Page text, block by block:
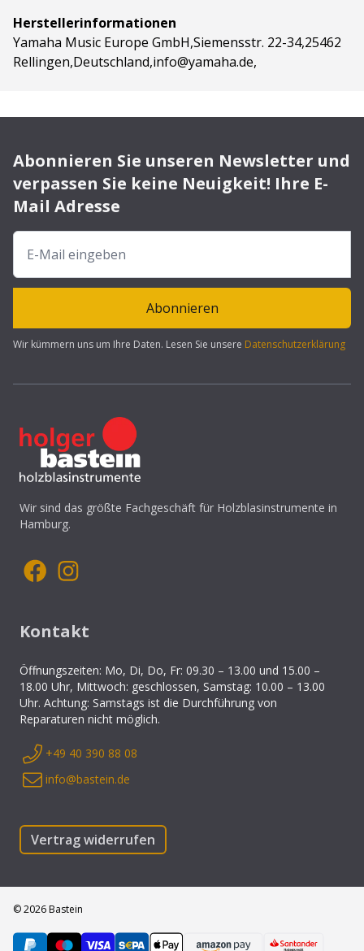
Herstellerinformationen
Yamaha Music Europe GmbH,Siemensstr. 22-34,25462
Rellingen,Deutschland,info@yamaha.de,
Abonnieren Sie unseren Newsletter und
verpassen Sie keine Neuigkeit! Ihre E-
Mail Adresse
Abonnieren
Wir kümmern uns um Ihre Daten. Lesen Sie unsere Datenschutzerklärung
Wir sind das größte Fachgeschäft für Holzblasinstrumente in
Hamburg.
Kontakt
Öffnungszeiten: Mo, Di, Do, Fr: 09.30 – 13.00 und 15.00 –
18.00 Uhr, Mittwoch: geschlossen, Samstag: 10.00 – 13.00
Uhr. Achtung: Samstags ist die Durchführung von
Reparaturen nicht möglich.
+49 40 390 88 08
info@bastein.de
Vertrag widerrufen
©2026 Bastein